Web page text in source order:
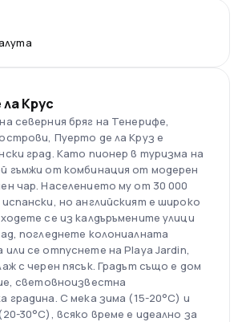
Крус
северния бряг на Тенерифе,
Пуерто де ла Круз е
град. Като пионер в туризма на
гъмжи от комбинация от модерен
чар. Населението му от 30 000
но английският е широко
се из калдъръмените улици
погледнете колониалната
или се отпуснете на Playa Jardin,
с черен пясък. Градът също е дом
световноизвестна
градина. С мека зима (15-20°C) и
30°C), всяко време е идеално за